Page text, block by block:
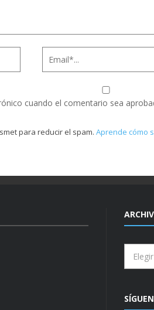
cuando el comentario sea
para reducir el spam. Aprende cómo